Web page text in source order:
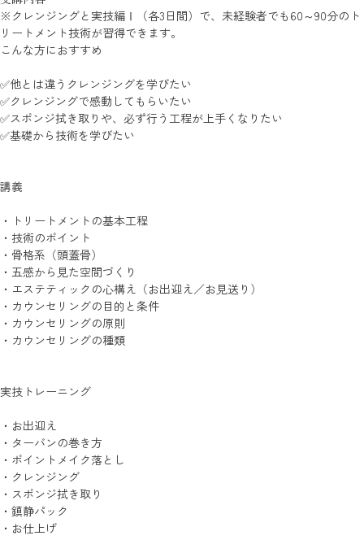
※クレンジングと実技編Ⅰ（各3日間）で、未経験者でも60～90分のト
リートメント技術が習得できます。
こんな方におすすめ
✅他とは違うクレンジングを学びたい
✅クレンジングで感動してもらいたい
✅スポンジ拭き取りや、必ず行う工程が上手くなりたい
✅基礎から技術を学びたい
講義
・トリートメントの基本工程
・技術のポイント
・骨格系（頭蓋骨）
・五感から見た空間づくり
・エステティックの心構え（お出迎え／お見送り）
・カウンセリングの目的と条件
・カウンセリングの原則
・カウンセリングの種類
実技トレーニング
・お出迎え
・ターバンの巻き方
・ポイントメイク落とし
・クレンジング
・スポンジ拭き取り
・鎮静パック
・お仕上げ